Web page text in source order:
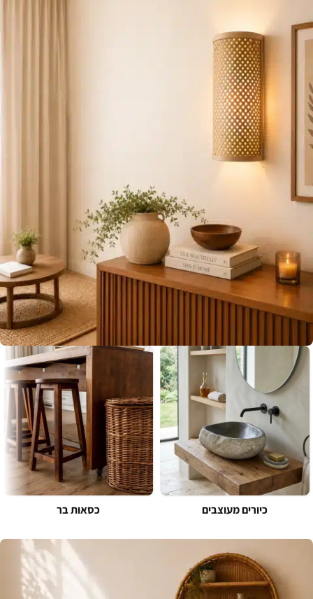
גופי תאורה
קולקציית תאורה מחומרים טבעיים
בקווים נקיים ובעיצוב מוקפד ליצירת
אווירה נעימה וייחודית בכל חלל.
לצפייה בקולקציה
כיורים מעוצבים כסאות בר